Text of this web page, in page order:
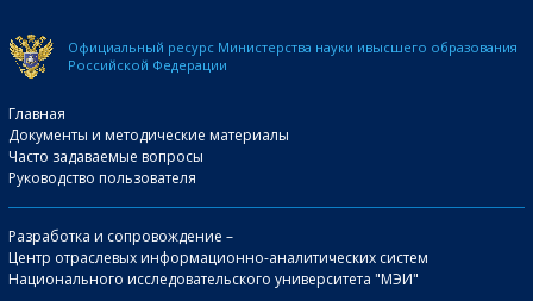
Официальный ресурс Министерства науки ивысшего образования
Российской Федерации
Главная
Документы и методические материалы
Часто задаваемые вопросы
Руководство пользователя
Разработка и сопровождение –
Центр отраслевых информационно-аналитических систем
Национального исследовательского университета "МЭИ"